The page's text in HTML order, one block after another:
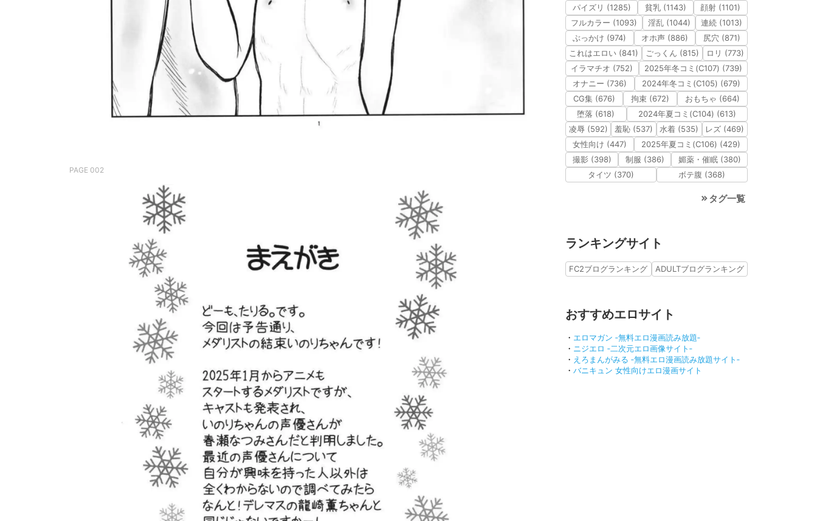
PAGE 002
パイズリ (1285)
貧乳 (1143)
顔射 (1101)
フルカラー (1093)
淫乱 (1044)
連続 (1013)
ぶっかけ (974)
オホ声 (886)
尻穴 (871)
これはエロい (841)
ごっくん (815)
ロリ (773)
イラマチオ (752)
2025年冬コミ(C107) (739)
オナニー (736)
2024年冬コミ(C105) (679)
CG集 (676)
拘束 (672)
おもちゃ (664)
堕落 (618)
2024年夏コミ(C104) (613)
凌辱 (592)
羞恥 (537) 水着 (535)
レズ (469)
女性向け (447)
2025年夏コミ(C106) (429)
撮影 (398)
制服 (386)
媚薬・催眠 (380)
タイツ (370)
ボテ腹 (368)
タグ一覧
ランキングサイト
FC2ブログランキング ADULTブログランキング
おすすめエロサイト
・ エロマガン ‐無料エロ漫画読み放題‐
・ ニジエロ ‐二次元エロ画像サイト‐
・ えろまんがみる ‐無料エロ漫画読み放題サイト‐
・ バニキュン 女性向けエロ漫画サイト